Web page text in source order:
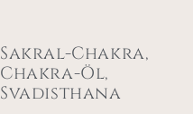
Sakral-Chakra,
Chakra-Öl,
Svadisthana